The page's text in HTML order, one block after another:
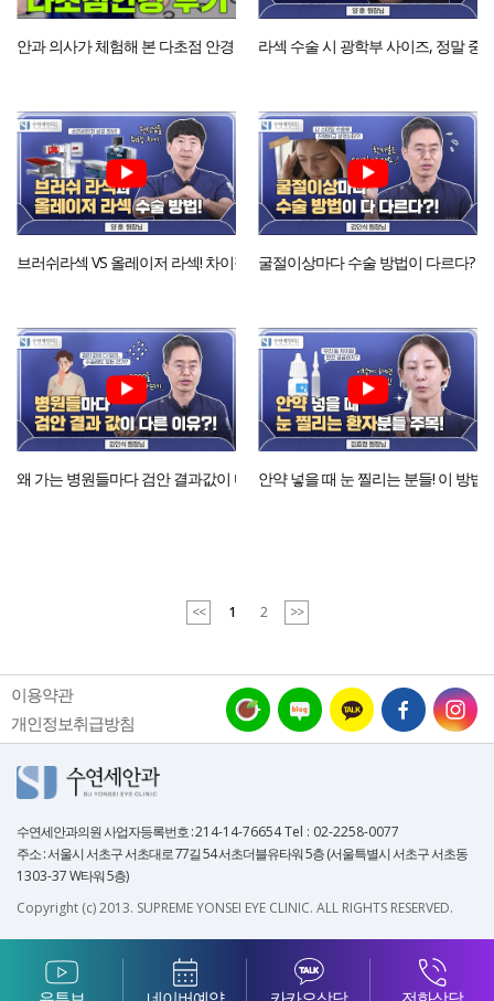
안과 의사가 체험해 본 다초점 안경 후기라섹 수술 시 광학부 사이즈, 정말 중
브러쉬라섹 VS 올레이저 라섹! 차이점 알고 계신가요?굴절이상마다 수술 방법이 다르다?
왜 가는 병원들마다 검안 결과값이 다른가요?안약 넣을 때 눈 찔리는 분들! 이 방법
<< 1 2 >>
이용약관
개인정보취급방침
수연세안과의원사업자등록번호 :214-14-76654 Tel : 02-2258-0077
주소 : 서울시 서초구 서초대로 77길 54 서초더블유타워 5층 (서울특별시 서초구 서초동
1303-37W타워 5층)
Copyright (c) 2013. SUPREME YONSEI EYE CLINIC. ALL RIGHTS RESERVED.